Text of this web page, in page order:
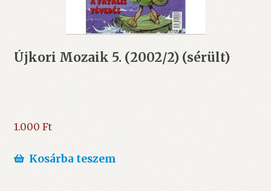
Újkori Mozaik 5. (2002/2) (sérült)
1.000 Ft
Kosárba teszem